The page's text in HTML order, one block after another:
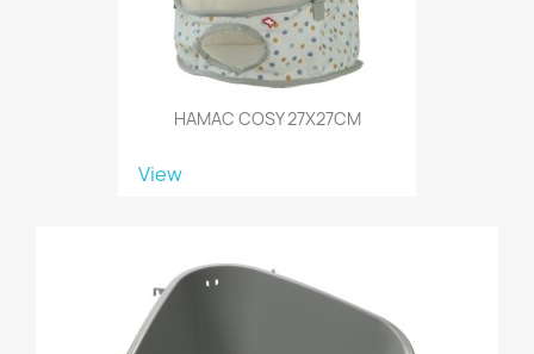
HAMAC COSY 27X27CM
View